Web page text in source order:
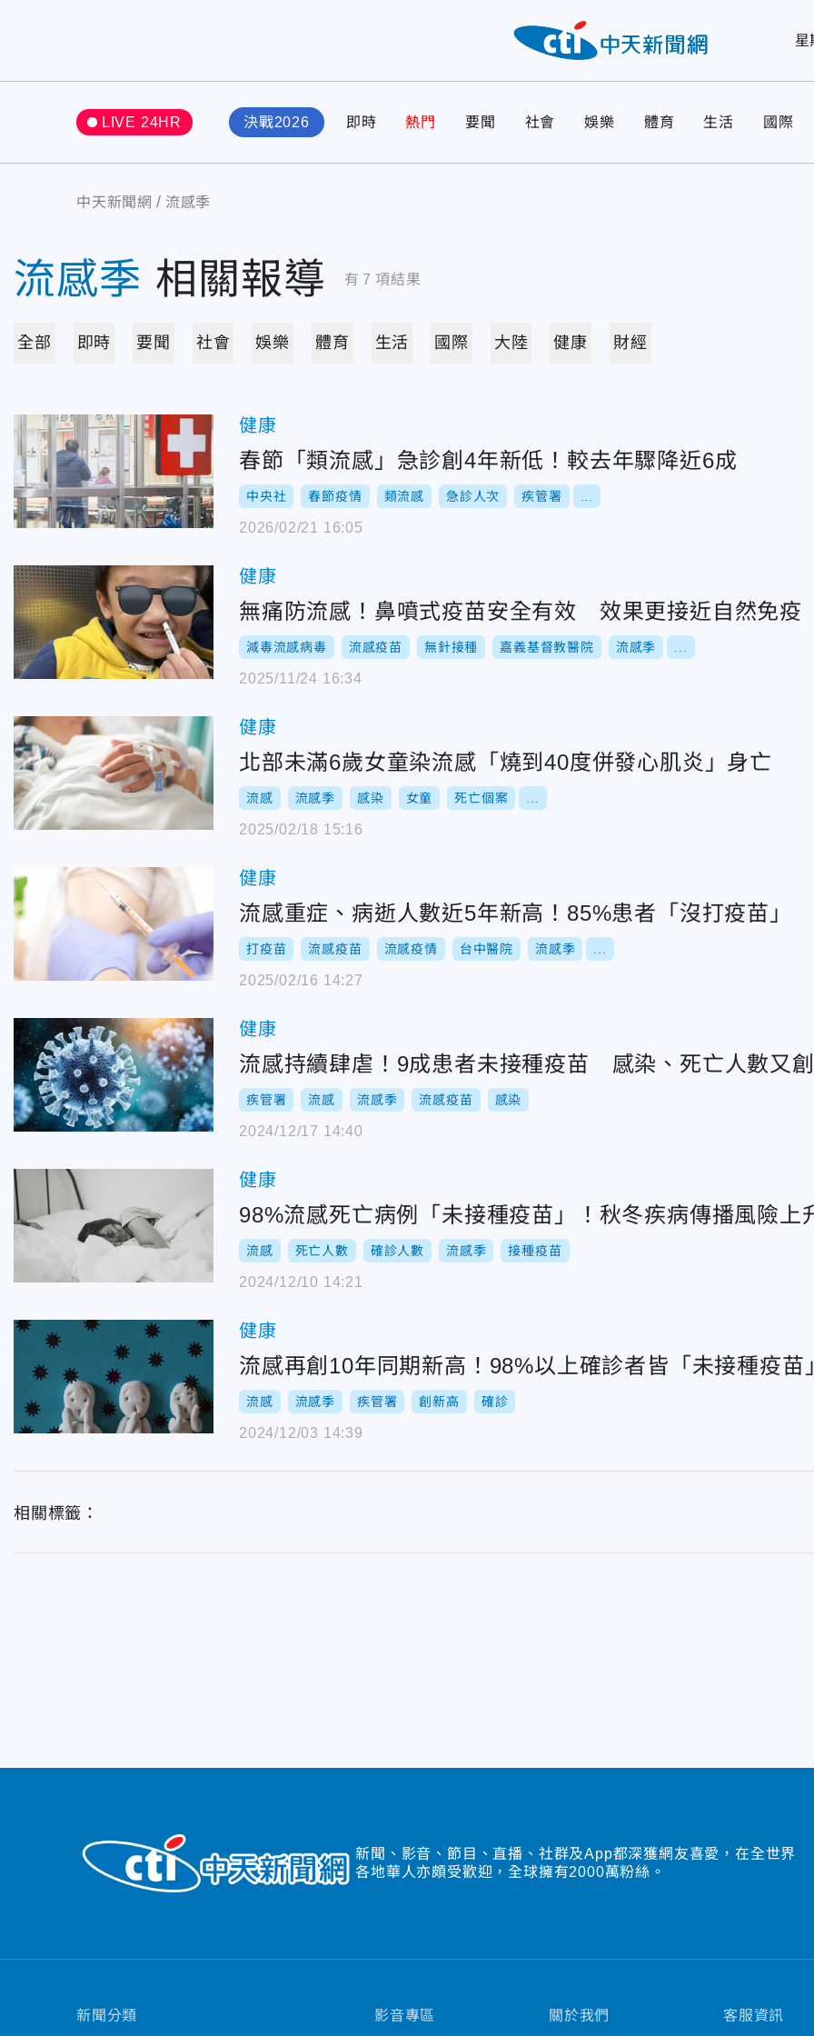
星
LIVE 24HR 決戰2026 即時 熱門 要聞 社會 娛樂 體育 生活 國際
中天新聞網 流感季
流感季 相關報導 有 7 項結果
全部 即時 要聞 社會 娛樂 體育 生活 國際 大陸 健康 財經
健康
春節「類流感」急診創4年新低！較去年驟降近6成
中央社 春節疫情 類流感 急診人次 疾管署
2026/02/21 16:05
健康
無痛防流感！鼻噴式疫苗安全有效 效果更接近自然免疫
減毒流感病毒 流感疫苗 無針接種 嘉義基督教醫院 流感季
2025/11/24 16:34
健康
北部未滿6歲女童染流感「燒到40度併發心肌炎」身亡
流感 流感季 感染 女童 死亡個案
2025/02/18 15:16
健康
流感重症、病逝人數近5年新高！85%患者「沒打疫苗」
打疫苗 流感疫苗 流感疫情 台中醫院 流感季
2025/02/16 14:27
健康
流感持續肆虐！9成患者未接種疫苗 感染、死亡人數又
疾管署 流感 流感季 流感疫苗 感染
2024/12/17 14:40
健康
98%流感死亡病例「未接種疫苗」！秋冬疾病傳播風險上
流感 死亡人數 確診人數 流感季 接種疫苗
2024/12/10 14:21
健康
流感再創10年同期新高！98%以上確診者皆「未接種疫苗
流感 流感季 疾管署 創新高 確診
2024/12/03 14:39
相關標籤：
新聞、影音、節目、直播、社群及App都深獲網友喜愛，在全世界
各地華人亦頗受歡迎，全球擁有2000萬粉絲。
新聞分類 影音專區 關於我們 客服資訊